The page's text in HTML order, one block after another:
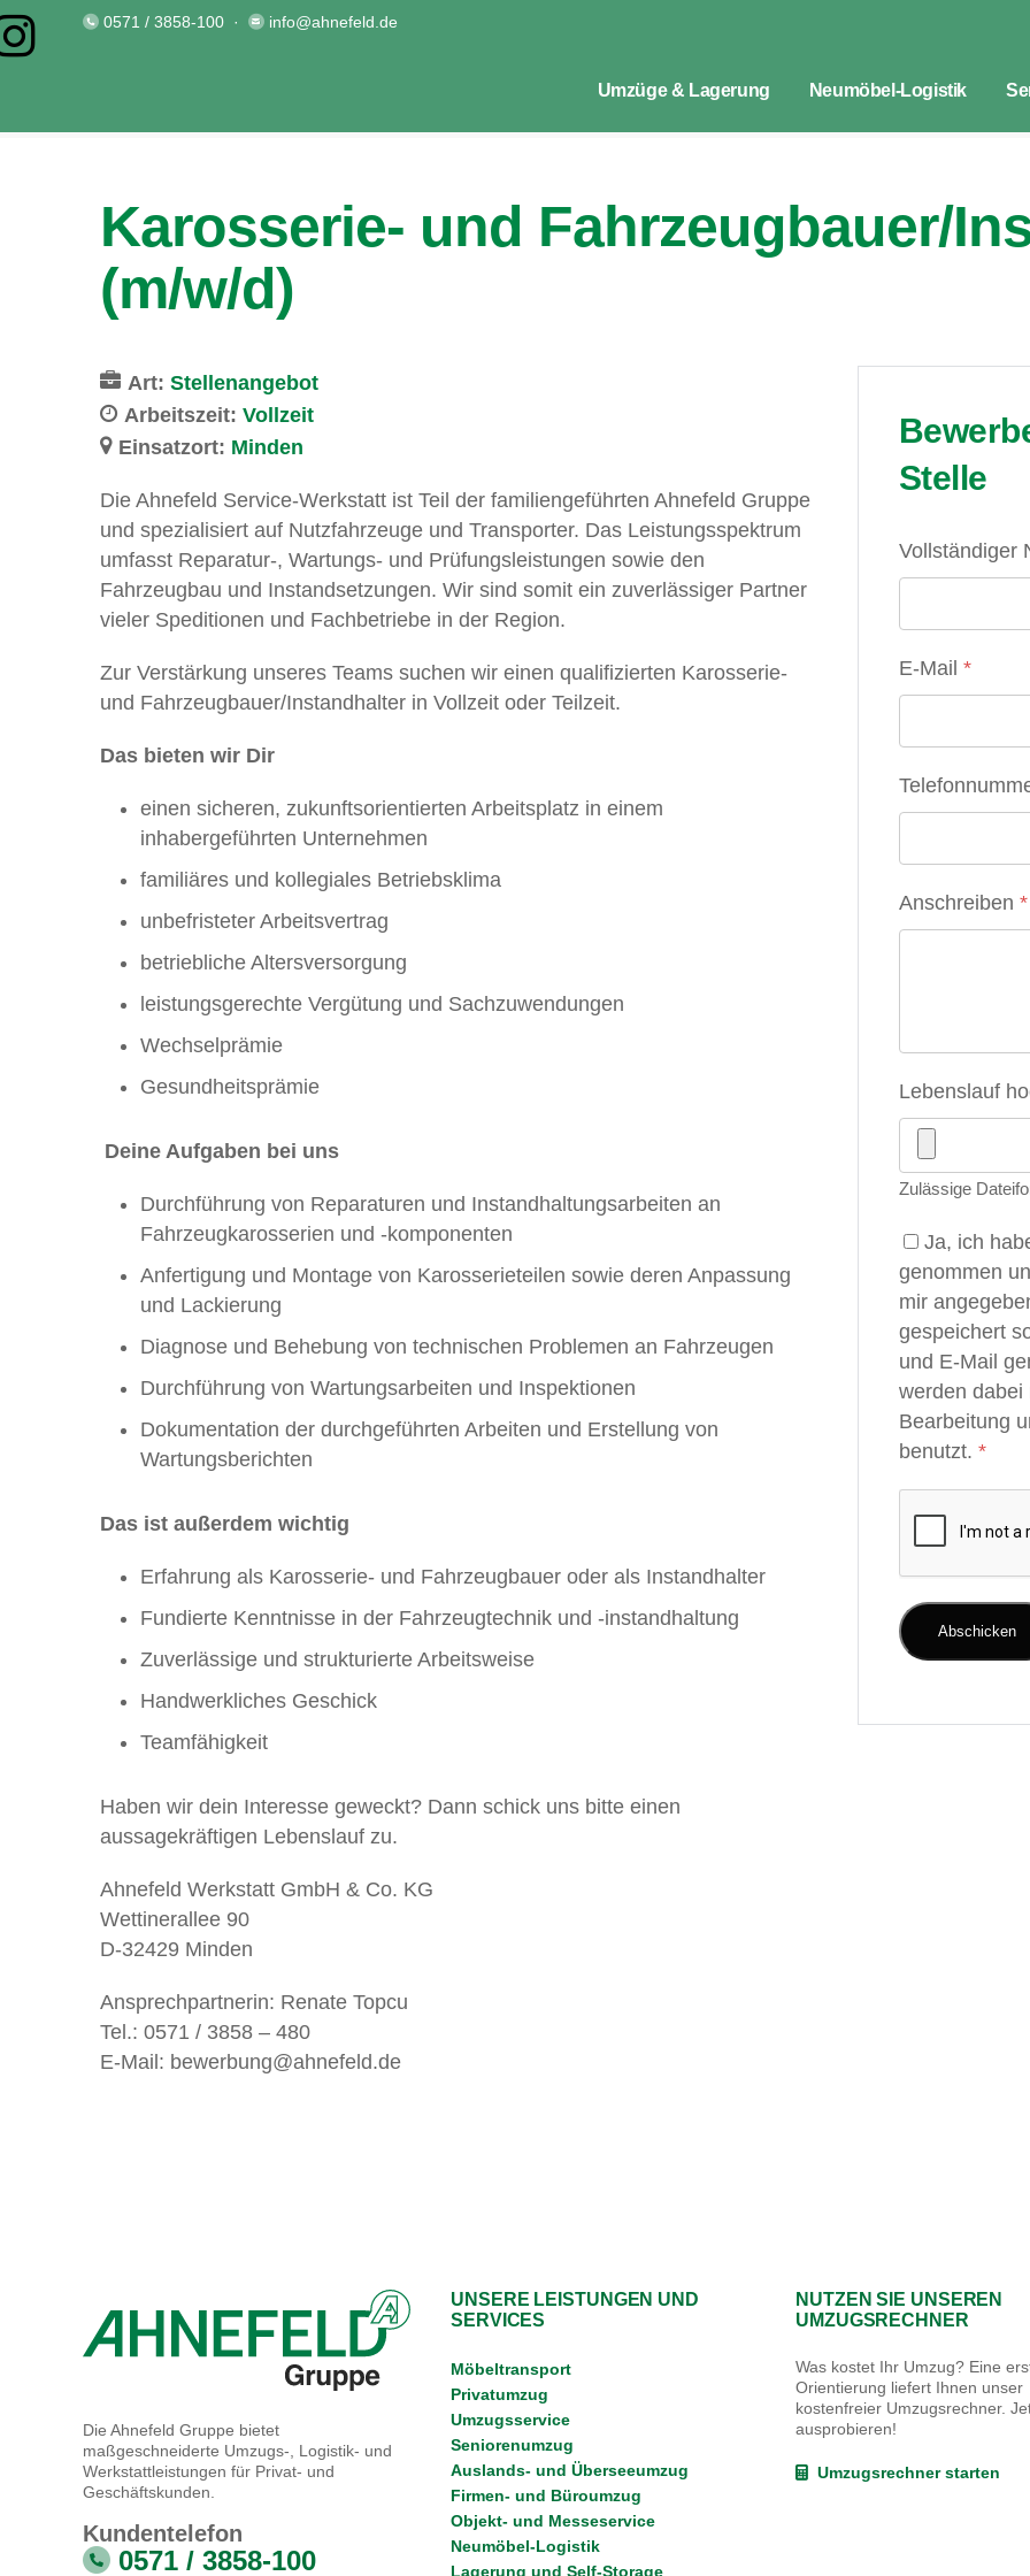
0571 / 3858-100 · info@ahnefeld.de
Umzüge & Lagerung Neumöbel-Logistik
Karosserie- und Fahrzeugbauer/
(m/w/d)
Art: Stellenangebot
Arbeitszeit: Vollzeit
Einsatzort: Minden
Die Ahnefeld Service-Werkstatt ist Teil der familiengeführten Ahnefeld Gruppe
und spezialisiert auf Nutzfahrzeuge und Transporter. Das Leistungsspektrum
umfasst Reparatur-, Wartungs- und Prüfungsleistungen sowie den
Fahrzeugbau und Instandsetzungen. Wir sind somit ein zuverlässiger Partner
vieler Speditionen und Fachbetriebe in der Region.
Zur Verstärkung unseres Teams suchen wir einen qualifizierten Karosserie-
und Fahrzeugbauer/Instandhalter in Vollzeit oder Teilzeit.
Das bieten wir Dir
einen sicheren, zukunftsorientierten Arbeitsplatz in einem
inhabergeführten Unternehmen
familiäres und kollegiales Betriebsklima
unbefristeter Arbeitsvertrag
betriebliche Altersversorgung
leistungsgerechte Vergütung und Sachzuwendungen
Wechselprämie
Gesundheitsprämie
Deine Aufgaben bei uns
Durchführung von Reparaturen und Instandhaltungsarbeiten an
Fahrzeugkarosserien und -komponenten
Anfertigung und Montage von Karosserieteilen sowie deren Anpassung
und Lackierung
Diagnose und Behebung von technischen Problemen an Fahrzeugen
Durchführung von Wartungsarbeiten und Inspektionen
Dokumentation der durchgeführten Arbeiten und Erstellung von
Wartungsberichten
Das ist außerdem wichtig
Erfahrung als Karosserie- und Fahrzeugbauer oder als Instandhalter
Fundierte Kenntnisse in der Fahrzeugtechnik und -instandhaltung
Zuverlässige und strukturierte Arbeitsweise
Handwerkliches Geschick
Teamfähigkeit
Haben wir dein Interesse geweckt? Dann schick uns bitte einen
aussagekräftigen Lebenslauf zu.
Ahnefeld Werkstatt GmbH & Co. KG
Wettinerallee 90
D-32429 Minden
Ansprechpartnerin: Renate Topcu
Tel.: 0571 / 3858 – 480
E-Mail: bewerbung@ahnefeld.de
Stelle
Vollständiger
E-Mail *
Anschreiben *
Lebenslauf
Zulässige
Ja, ich
genommen
mir
gespeichert
und E-Mail
werden dabei
Bearbeitung
benutzt. *
Die Ahnefeld Gruppe bietet
maßgeschneiderte Umzugs-, Logistik- und
Werkstattleistungen für Privat- und
Geschäftskunden.
Kundentelefon
0571 / 3858-100
UNSERE LEISTUNGEN UND
SERVICES
Möbeltransport
Privatumzug
Umzugsservice
Seniorenumzug
Auslands- und Überseeumzug
Firmen- und Büroumzug
Objekt- und Messeservice
Neumöbel-Logistik
Lagerung und Self-Storage
NUTZEN SIE UNSEREN
UMZUGSRECHNER
Was kostet Ihr Umzug? Eine
Orientierung liefert Ihnen unser
kostenfreier Umzugsrechner.
ausprobieren!
Umzugsrechner starten